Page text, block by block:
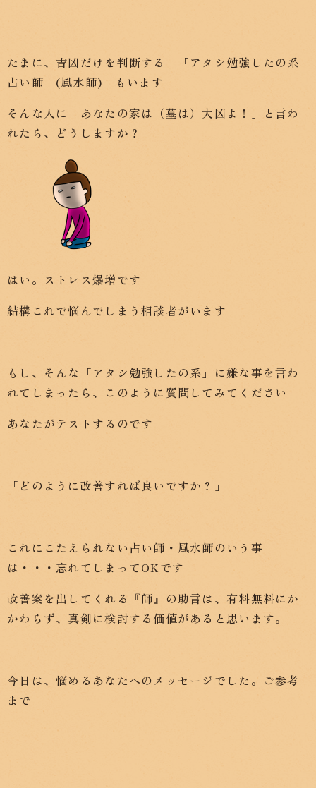
たまに、吉凶だけを判断する 「アタシ勉強したの系
占い師 (風水師)」もいます
そんな人に「あなたの家は（墓は）大凶よ！」と言わ
れたら、どうしますか？
はい。ストレス爆増です
結構これで悩んでしまう相談者がいます
もし、そんな「アタシ勉強したの系」に嫌な事を言わ
れてしまったら、このように質問してみてください
あなたがテストするのです
「どのように改善すれば良いですか？」
これにこたえられない占い師・風水師のいう事
は・・・忘れてしまってOKです
改善案を出してくれる『師』の助言は、有料無料にか
かわらず、真剣に検討する価値があると思います。
今日は、悩めるあなたへのメッセージでした。ご参考
まで